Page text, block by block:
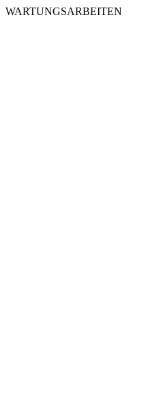
WARTUNGSARBEITEN